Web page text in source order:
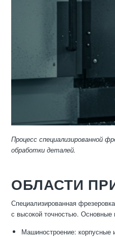
Процесс специализированной
обработки деталей.
ОБЛАСТИ
Специализированная
с высокой точностью.
Машиностроение: